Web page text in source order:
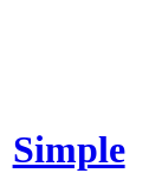
Simple